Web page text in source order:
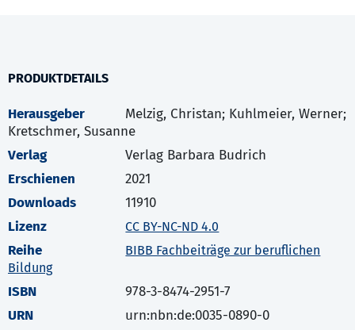
PRODUKTDETAILS
Herausgeber
Melzig, Christan; Kuhlmeier, Werner;
Kretschmer, Susanne
Verlag
Verlag Barbara Budrich
Erschienen
2021
Downloads
11910
Lizenz
CC BY-NC-ND 4.0
Reihe
BIBB Fachbeiträge zur beruflichen
Bildung
ISBN
978-3-8474-2951-7
URN
urn:nbn:de:0035-0890-0